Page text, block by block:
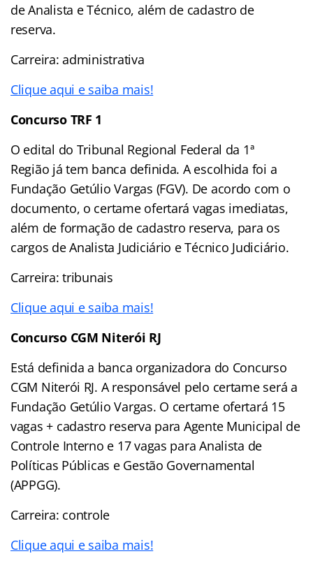
de Analista e Técnico, além de cadastro de
reserva.
Carreira: administrativa
Clique aqui e saiba mais!
Concurso TRF 1
O edital do Tribunal Regional Federal da 1ª
Região já tem banca definida. A escolhida foi a
Fundação Getúlio Vargas (FGV). De acordo com o
documento, o certame ofertará vagas imediatas,
além de formação de cadastro reserva, para os
cargos de Analista Judiciário e Técnico Judiciário.
Carreira: tribunais
Clique aqui e saiba mais!
Concurso CGM Niterói RJ
Está definida a banca organizadora do Concurso
CGM Niterói RJ. A responsável pelo certame será a
Fundação Getúlio Vargas. O certame ofertará 15
vagas + cadastro reserva para Agente Municipal de
Controle Interno e 17 vagas para Analista de
Políticas Públicas e Gestão Governamental
(APPGG).
Carreira: controle
Clique aqui e saiba mais!